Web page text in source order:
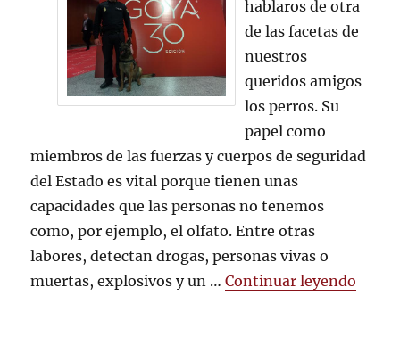
LOS
GOYA
ESTÁN
NUESTROS
AMIGOS
hablaros de otra
de las facetas de
nuestros
queridos amigos
los perros. Su
papel como
miembros de las fuerzas y cuerpos de seguridad
del Estado es vital porque tienen unas
capacidades que las personas no tenemos
como, por ejemplo, el olfato. Entre otras
labores, detectan drogas, personas vivas o
muertas, explosivos y un …Continuar leyendo